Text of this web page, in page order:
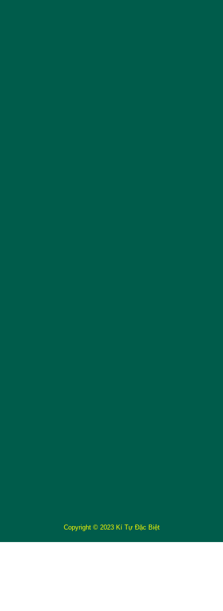
Copyright © 2023 Kí Tự Đặc Biệt